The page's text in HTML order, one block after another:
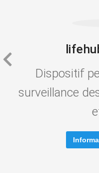
Dispositif
surveillance